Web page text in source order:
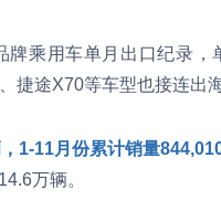
乘用车单月出口纪录，
捷途X70等车型也接连出海
1-11月份累计销量
万辆。